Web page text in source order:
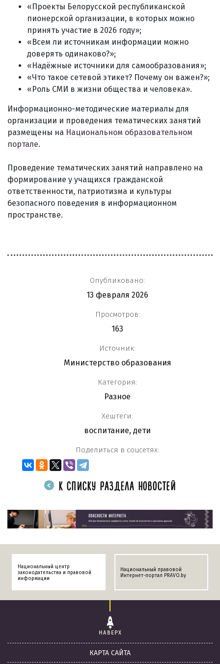
«Проекты Белорусской республиканской
пионерской организации, в которых можно
принять участие в 2026 году»;
«Всем ли источникам информации можно
доверять одинаково?»;
«Надёжные источники для самообразования»;
«Что такое сетевой этикет? Почему он важен?»;
«Роль СМИ в жизни общества и человека».
Информационно-методические материалы для
организации и проведения тематических занятий
размещены на Национальном образовательном
портале.
Проведение тематических занятий направлено на
формирование у учащихся гражданской
ответственности, патриотизма и культуры
безопасного поведения в информационном
пространстве.
Опубликовано:
13 февраля 2026
Просмотров:
163
Источник:
Министерство образования
Категория:
Разное
Хештеги:
воспитание, дети
Поделиться в соцсетях:
К СПИСКУ РАЗДЕЛА НОВОСТЕЙ
Национальный центр
законодательства и правовой
информации
Национальный правовой
Интернет-портал PRAVO.by
НАВЕРХ
КАРТА САЙТА